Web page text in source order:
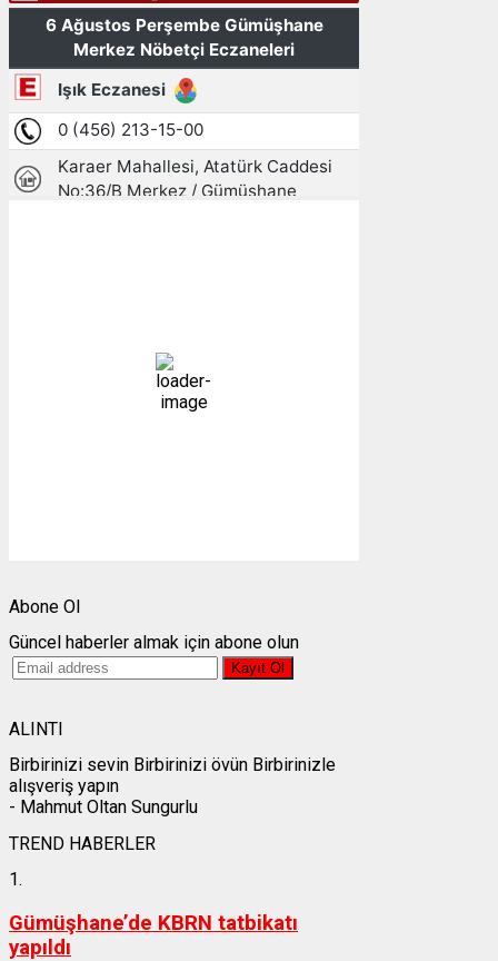
41 %
1011 mb
Abone Ol
Güncel haberler almak için abone olun
ALINTI
Birbirinizi sevin Birbirinizi övün Birbirinizle
alışveriş yapın
- Mahmut Oltan Sungurlu
TREND HABERLER
1.
Gümüşhane’de KBRN tatbikatı
yapıldı